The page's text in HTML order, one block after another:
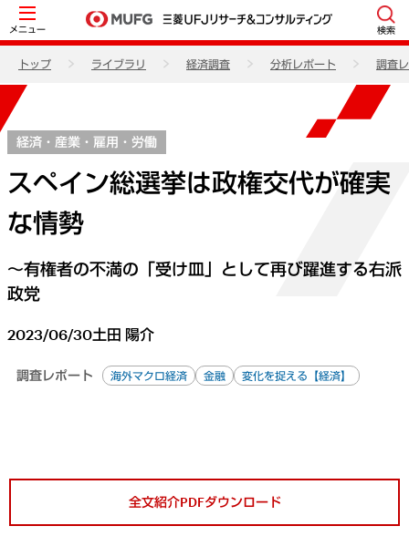
メニュー 検索
トップ ライブラリ 経済調査 分析レポート 調査
経済・産業・雇用・労働
スペイン総選挙は政権交代が確実
な情勢
～有権者の不満の「受け皿」として再び躍進する右派
政党
2023/06/30土田 陽介
調査レポート 海外マクロ経済 金融 変化を捉える【経済】
全文紹介PDFダウンロード